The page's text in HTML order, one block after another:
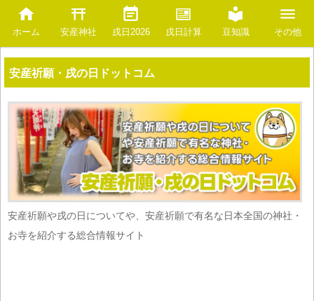
ホーム 安産神社 戌日2026 戌日計算 豆知識 その他
安産祈願・戌の日ドットコム
安産祈願や戌の日についてや、安産祈願で有名な日本全国の神社・
お寺を紹介する総合情報サイト